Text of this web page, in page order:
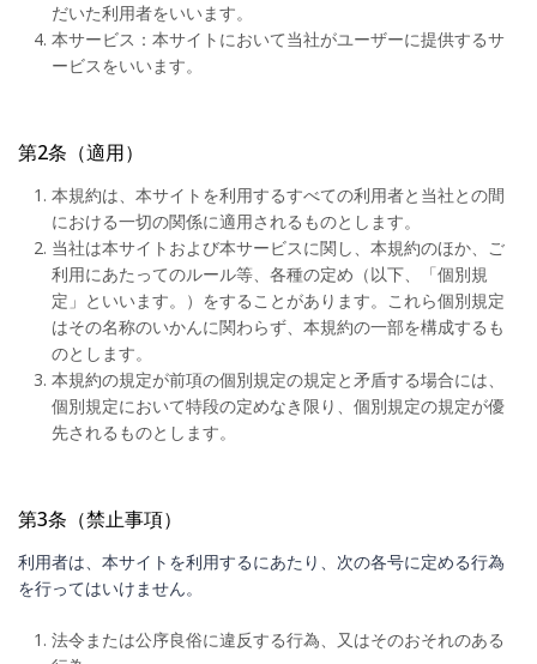
だいた利用者をいいます。
本サービス：本サイトにおいて当社がユーザーに提供するサ
ービスをいいます。
第2条（適用）
本規約は、本サイトを利用するすべての利用者と当社との間
における一切の関係に適用されるものとします。
当社は本サイトおよび本サービスに関し、本規約のほか、ご
利用にあたってのルール等、各種の定め（以下、「個別規
定」といいます。）をすることがあります。これら個別規定
はその名称のいかんに関わらず、本規約の一部を構成するも
のとします。
本規約の規定が前項の個別規定の規定と矛盾する場合には、
個別規定において特段の定めなき限り、個別規定の規定が優
先されるものとします。
第3条（禁止事項）
利用者は、本サイトを利用するにあたり、次の各号に定める行為
を行ってはいけません。
法令または公序良俗に違反する行為、又はそのおそれのある